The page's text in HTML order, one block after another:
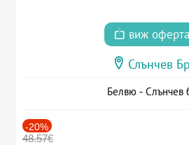
виж
Слънчев
Белвю - Слънчев
-20%
48.57€